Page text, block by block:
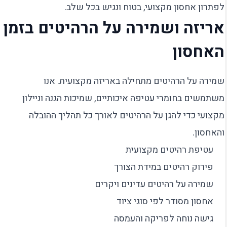
לפתרון אחסון מקצועי, בטוח ונגיש בכל שלב.
אריזה ושמירה על הרהיטים בזמן
האחסון
שמירה על הרהיטים מתחילה באריזה מקצועית. אנו
משתמשים בחומרי עטיפה איכותיים, שמיכות הגנה וניילון
מקצועי כדי להגן על הרהיטים לאורך כל תהליך ההובלה
והאחסון.
עטיפת רהיטים מקצועית
פירוק רהיטים במידת הצורך
שמירה על רהיטים עדינים ויקרים
אחסון מסודר לפי סוגי ציוד
גישה נוחה לפריקה והעמסה